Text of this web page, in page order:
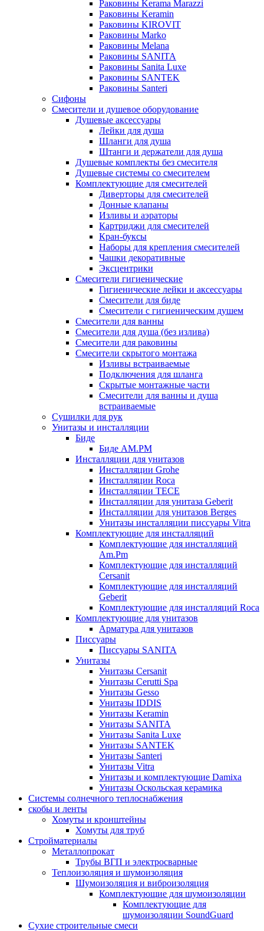
Раковины Kerama Marazzi
Раковины Keramin
Раковины KIROVIT
Раковины Marko
Раковины Melana
Раковины SANITA
Раковины Sanita Luxe
Раковины SANTEK
Раковины Santeri
Сифоны
Смесители и душевое оборудование
Душевые аксессуары
Лейки для душа
Шланги для душа
Штанги и держатели для душа
Душевые комплекты без смесителя
Душевые системы со смесителем
Комплектующие для смесителей
Диверторы для смесителей
Донные клапаны
Изливы и аэраторы
Картриджи для смесителей
Кран-буксы
Наборы для крепления смесителей
Чашки декоративные
Эксцентрики
Смесители гигиенические
Гигиенические лейки и аксессуары
Смесители для биде
Смесители с гигиеническим душем
Смесители для ванны
Смесители для душа (без излива)
Смесители для раковины
Смесители скрытого монтажа
Изливы встраиваемые
Подключения для шланга
Скрытые монтажные части
Смесители для ванны и душа
встраиваемые
Сушилки для рук
Унитазы и инсталляции
Биде
Биде AM.PM
Инсталляции для унитазов
Инсталляции Grohe
Инсталляции Roca
Инсталляции TECE
Инсталляции для унитаза Geberit
Инсталляции для унитазов Berges
Унитазы инсталляции писсуары Vitra
Комплектующие для инсталляций
Комплектующие для инсталляций
Am.Pm
Комплектующие для инсталляций
Cersanit
Комплектующие для инсталляций
Geberit
Комплектующие для инсталляций Roca
Комплектующие для унитазов
Арматура для унитазов
Писсуары
Писсуары SANITA
Унитазы
Унитазы Cersanit
Унитазы Cerutti Spa
Унитазы Gesso
Унитазы IDDIS
Унитазы Keramin
Унитазы SANITA
Унитазы Sanita Luxe
Унитазы SANTEK
Унитазы Santeri
Унитазы Vitra
Унитазы и комплектующие Damixa
Унитазы Оскольская керамика
Системы солнечного теплоснабжения
скобы и ленты
Хомуты и кронштейны
Хомуты для труб
Стройматериалы
Металлопрокат
Трубы ВГП и электросварные
Теплоизоляция и шумоизоляция
Шумоизоляция и виброизоляция
Комплектующие для шумоизоляции
Комплектующие для
шумоизоляции SoundGuard
Сухие строительные смеси